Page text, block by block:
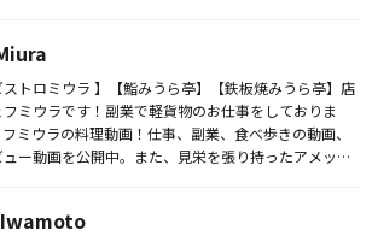
ストロミウラ 】【鮨みうら亭】【鉄板焼みうら亭】店
フミウラです！副業で軽貨物のお仕事をしておりま
ミウラの料理動画！仕事、副業、食べ歩きの動画、
ー動画を公開中。また、見栄を張り持ったアメック